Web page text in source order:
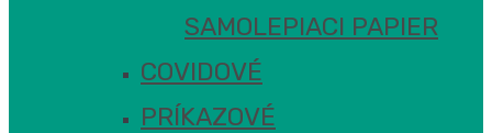
SAMOLEPIACI PAPIER
COVIDOVÉ
PRÍKAZOVÉ